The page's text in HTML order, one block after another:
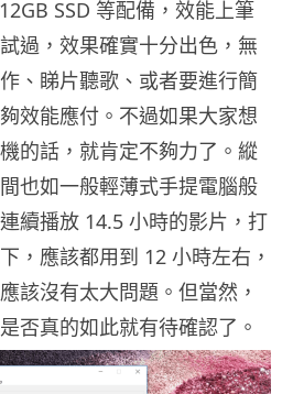
SSD 等配備，效能上筆
過，效果確實十分出色，無
、睇片聽歌、或者要進行簡
效能應付。不過如果大家想
的話，就肯定不夠力了。縱
也如一般輕薄式手提電腦般
續播放 14.5 小時的影片，打
，應該都用到 12 小時左右，
該沒有太大問題。但當然，
否真的如此就有待確認了。